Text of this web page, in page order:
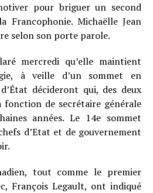
pour briguer un second
Michaëlle Jean
selon son porte parole.
mercredi qu’elle maintient
à veille d’un sommet en
décideront qui, des deux
fonction de secrétaire générale
années. Le 14e sommet
d’Etat et de gouvernement
tout comme le premier
François Legault, ont indiqué